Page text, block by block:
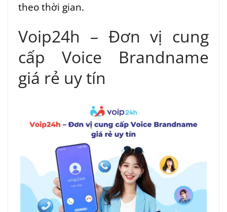
theo thời gian.
Voip24h – Đơn vị cung
cấp Voice Brandname
giá rẻ uy tín